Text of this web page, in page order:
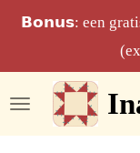
Ga
de
hoofdinhoud
𝗕𝗼𝗻𝘂𝘀: een